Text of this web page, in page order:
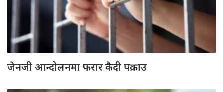
जेनजी आन्दोलनमा फरार कैदी पक्राउ